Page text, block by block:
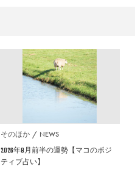
そのほか NEWS
2026年8月前半の運勢【マコのポジ
ティブ占い】